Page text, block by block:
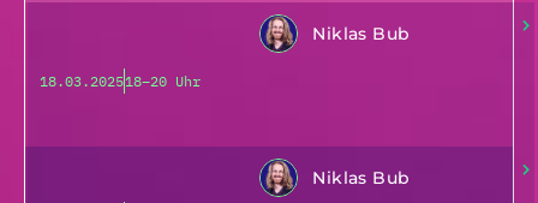
18.03.202518–20 Uhr
Niklas Bub
Niklas Bub